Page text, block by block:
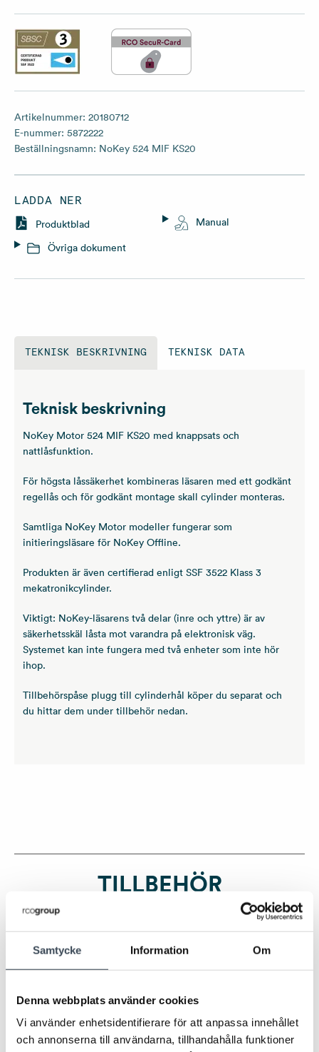
Samtycke Information Om
Denna webbplats använder cookies
Vi använder enhetsidentifierare för att anpassa innehållet
och annonserna till användarna, tillhandahålla funktioner
Artikelnummer: 20180712
E-nummer: 5872222
Beställningsnamn: NoKey 524 MIF KS20
LADDA NER
Produktblad
Manual
Övriga dokument
TEKNISK BESKRIVNING TEKNISK DATA
Teknisk beskrivning
NoKey Motor 524 MIF KS20 med knappsats och
nattlåsfunktion.
För högsta låssäkerhet kombineras läsaren med ett godkänt
regellås och för godkänt montage skall cylinder monteras.
Samtliga NoKey Motor modeller fungerar som
initieringsläsare för NoKey Offline.
Produkten är även certifierad enligt SSF 3522 Klass 3
mekatronikcylinder.
Viktigt: NoKey-läsarens två delar (inre och yttre) är av
säkerhetsskäl låsta mot varandra på elektronisk väg.
Systemet kan inte fungera med två enheter som inte hör
ihop.
Tillbehörspåse plugg till cylinderhål köper du separat och
du hittar dem under tillbehör nedan.
TILLBEHÖR
NOKEY
TILLBEHÖR
MONTAGE